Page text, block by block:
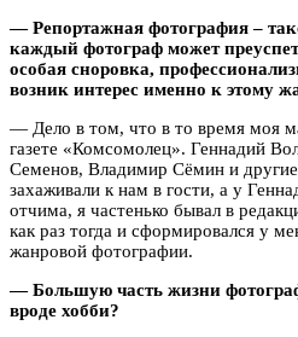
— Репортажная фотография –
каждый фотограф может
особая сноровка,
возник интерес именно к этому
— Дело в том, что в то время моя
газете «Комсомолец». Геннадий
Семенов, Владимир Сёмин и
захаживали к нам в гости, а у
отчима, я частенько бывал в
как раз тогда и сформировался у
жанровой фотографии.
— Большую часть жизни
вроде хобби?